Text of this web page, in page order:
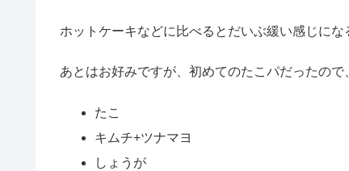
ホットケーキなどに比べるとだいぶ緩い感じにな
あとはお好みですが、初めてのたこパだったので
たこ
キムチ+ツナマヨ
しょうが